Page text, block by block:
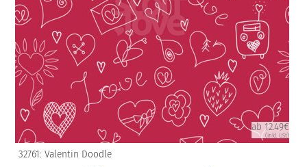
ab 12.49€
(inkl. USt)
32761: Valentin Doodle